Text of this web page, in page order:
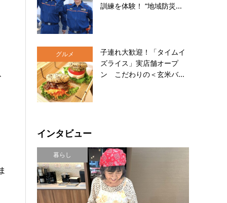
訓練を体験！ “地域防災...
グルメ
子連れ大歓迎！「タイムイ
ズライス」実店舗オープ
ン こだわりの＜玄米バ...
インタビュー
暮らし